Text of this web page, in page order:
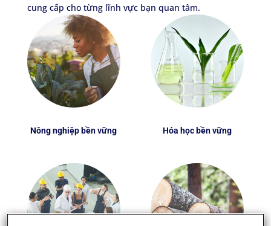
cung cấp cho từng lĩnh vực bạn quan tâm.
Nông nghiệp bền vững Hóa học bền vững